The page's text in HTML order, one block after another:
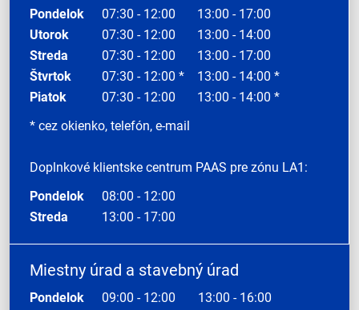
Pondelok
07:30 - 12:00
13:00 - 17:00
Utorok
07:30 - 12:00
13:00 - 14:00
Streda
07:30 - 12:00
13:00 - 17:00
Štvrtok
07:30 - 12:00 *
13:00 - 14:00 *
Piatok
07:30 - 12:00
13:00 - 14:00 *
* cez okienko, telefón, e-mail
Doplnkové klientske centrum PAAS pre zónu LA1:
Pondelok
08:00 - 12:00
Streda
13:00 - 17:00
Miestny úrad a stavebný úrad
Pondelok 09:00 - 12:00
13:00 - 16:00